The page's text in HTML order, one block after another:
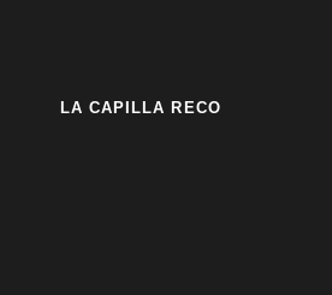
LA CAPILLA RECO